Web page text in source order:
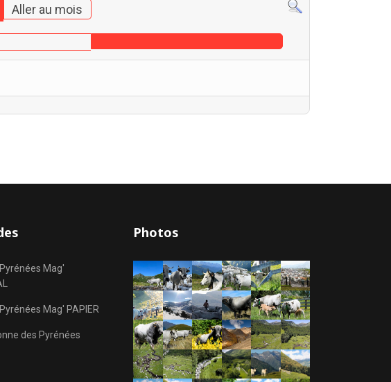
Aller au mois
Mag'
Mag' PAPIER
des Pyrénées
Photos